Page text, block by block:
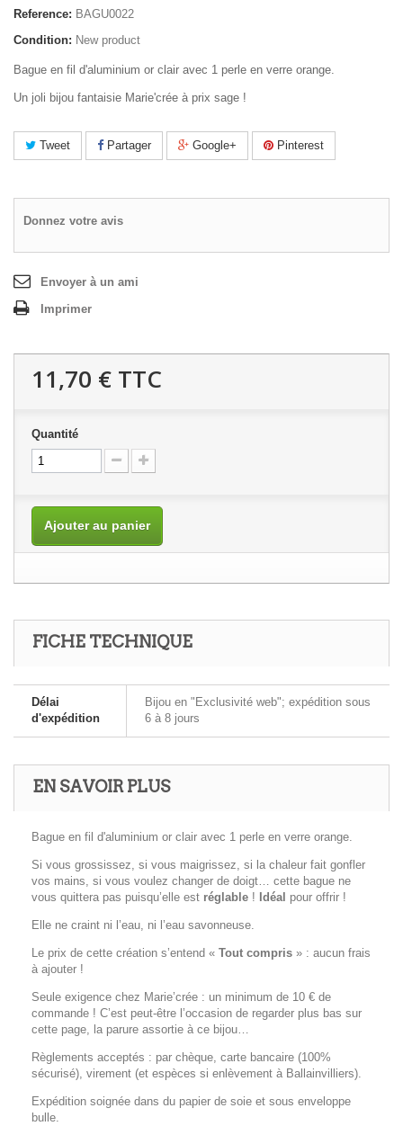
Reference: BAGU0022
Condition: New product
Bague en fil d'aluminium or clair avec 1 perle en verre orange.
Un joli bijou fantaisie Marie'crée à prix sage !
Tweet Partager Google+ Pinterest
Donnez votre avis
Envoyer à un ami
Imprimer
11,70 € TTC
Quantité
Ajouter au panier
FICHE TECHNIQUE
Délai
d'expédition
Bijou en "Exclusivité web"; expédition sous
6 à 8 jours
EN SAVOIR PLUS
Bague en fil d'aluminium or clair avec 1 perle en verre orange.
Si vous grossissez, si vous maigrissez, si la chaleur fait gonfler
vos mains, si vous voulez changer de doigt… cette bague ne
vous quittera pas puisqu’elle est réglable ! Idéal pour offrir !
Elle ne craint ni l’eau, ni l’eau savonneuse.
Le prix de cette création s’entend « Tout compris » : aucun frais
à ajouter !
Seule exigence chez Marie’crée : un minimum de 10 € de
commande ! C’est peut-être l’occasion de regarder plus bas sur
cette page, la parure assortie à ce bijou…
Règlements acceptés : par chèque, carte bancaire (100%
sécurisé), virement (et espèces si enlèvement à Ballainvilliers).
Expédition soignée dans du papier de soie et sous enveloppe
bulle.